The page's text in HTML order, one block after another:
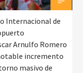
Internacional de
Arnulfo Romero
incremento
masivo de